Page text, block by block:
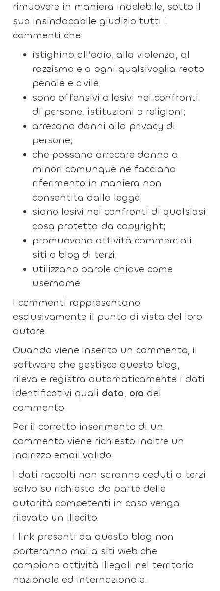
rimuovere in maniera indelebile, sotto il
suo insindacabile giudizio tutti i
commenti che:
istighino all’odio, alla violenza, al
razzismo e a ogni qualsivoglia reato
penale e civile;
sono offensivi o lesivi nei confronti
di persone, istituzioni o religioni;
arrecano danni alla privacy di
persone;
che possano arrecare danno a
minori comunque ne facciano
riferimento in maniera non
consentita dalla legge;
siano lesivi nei confronti di qualsiasi
cosa protetta da copyright;
promuovono attività commerciali,
siti o blog di terzi;
utilizzano parole chiave come
username
I commenti rappresentano
esclusivamente il punto di vista del loro
autore.
Quando viene inserito un commento, il
software che gestisce questo blog,
rileva e registra automaticamente i dati
identificativi quali data, ora del
commento.
Per il corretto inserimento di un
commento viene richiesto inoltre un
indirizzo email valido.
I dati raccolti non saranno ceduti a terzi
salvo su richiesta da parte delle
autorità competenti in caso venga
rilevato un illecito.
I link presenti da questo blog non
porteranno mai a siti web che
compiono attività illegali nel territorio
nazionale ed internazionale.